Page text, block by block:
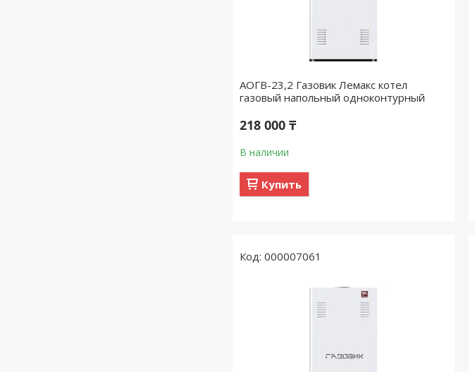
АОГВ-23,2 Газовик Лемакс котел
газовый напольный одноконтурный
218 000 ₸
В наличии
Купить
000007061